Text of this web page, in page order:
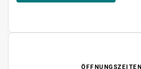
ÖFFNUNGSZEITEN